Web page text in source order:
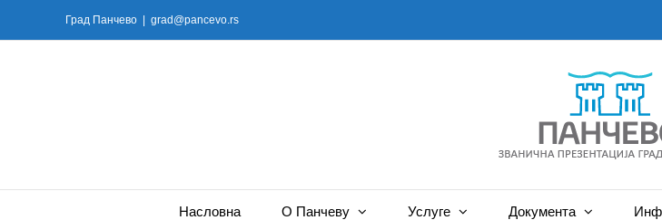
Град Панчево grad@pancevo.rs
Насловна О Панчеву Услуге Документа